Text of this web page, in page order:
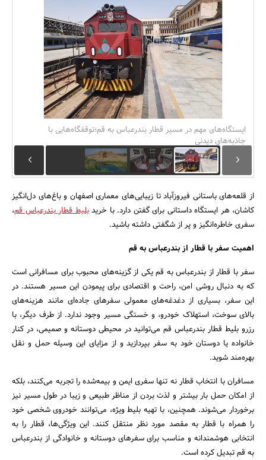
بانک، بیمه و سرمایه
مسکن و ساختمان
ایستگاه‌های مهم در مسیر قطار بندرعباس به قم؛توقفگاه‌هایی با
جاذبه‌های دیدنی
از قلعه‌های باستانی فیروزآباد تا زیبایی‌های معماری اصفهان و باغ‌های دل‌انگیز
کاشان، هر ایستگاه داستانی برای گفتن دارد. با خریدبلیط قطار بندرعباس قم،
سفری خاطره‌انگیز و پر از شگفتی داشته باشید.
اهمیت سفر با قطار از بندرعباس به قم
سفر با قطار از بندرعباس به قم یکی از گزینه‌های محبوب برای مسافرانی است
که به دنبال روشی امن، راحت و اقتصادی برای پیمودن این مسیر هستند. در
این سفر، بسیاری از دغدغه‌های معمولی سفرهای جاده‌ای مانند هزینه‌های
بالای سوخت، استهلاک خودرو، و خستگی مسیر وجود ندارد. از طرف دیگر، با
رزرو بلیط قطار بندرعباس قم می‌توانید در محیطی دوستانه و صمیمی، در کنار
خانواده یا دوستان خود به سفر بپردازید و از مزایای این وسیله حمل و نقل
بهره‌مند شوید.
مسافران با انتخاب قطار نه تنها سفری ایمن و بیمه‌شده را تجربه می‌کنند، بلکه
از امکان حمل بار بیشتر و لذت بردن از مناظر طبیعی و زیبا در طول مسیر نیز
برخوردار می‌شوند. همچنین، با تهیه بلیط ویژه، می‌توانند خودروی شخصی خود
را همراه با قطار به مقصد مورد نظر منتقل کنند. این ویژگی‌ها، قطار را به
انتخابی هوشمندانه و مناسب برای سفرهای دوستانه و خانوادگی از بندرعباس
به قم تبدیل کرده است.